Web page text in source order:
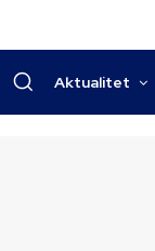
Aktualitet